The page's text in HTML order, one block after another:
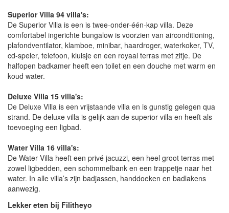
Superior Villa 94 villa's:
De Superior Villa is een is twee-onder-één-kap villa. Deze
comfortabel ingerichte bungalow is voorzien van airconditioning,
plafondventilator, klamboe, minibar, haardroger, waterkoker, TV,
cd-speler, telefoon, kluisje en een royaal terras met zitje. De
halfopen badkamer heeft een toilet en een douche met warm en
koud water.
Deluxe Villa 15 villa's:
De Deluxe Villa is een vrijstaande villa en is gunstig gelegen qua
strand. De deluxe villa is gelijk aan de superior villa en heeft als
toevoeging een ligbad.
Water Villa 16 villa's:
De Water Villa heeft een privé jacuzzi, een heel groot terras met
zowel ligbedden, een schommelbank en een trappetje naar het
water. In alle villa’s zijn badjassen, handdoeken en badlakens
aanwezig.
Lekker eten bij Filitheyo